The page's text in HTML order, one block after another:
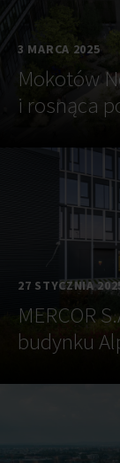
3 MARCA 2025
Mokotów
i rosnąca
27 STYCZNIA
MERCOR
budynku